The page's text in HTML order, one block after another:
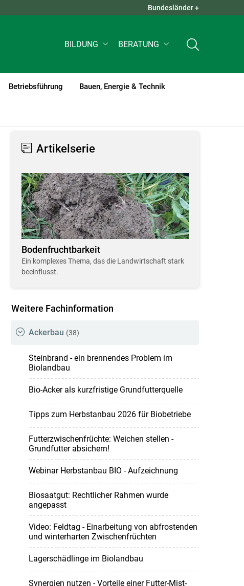
QUICK LINKS +
Bundesländer +
BILDUNG BERATUNG
Betriebsführung Bauen, Energie & Technik
Artikelserie
Bodenfruchtbarkeit
Ein komplexes Thema, das die Landwirtschaft stark
beeinflusst.
Weitere Fachinformation
Ackerbau (38)
Steinbrand - ein brennendes Problem im
Biolandbau
Bio-Acker als kurzfristige Grundfutterquelle
Tipps zum Herbstanbau 2026 für Biobetriebe
Futterzwischenfrüchte: Weichen stellen -
Grundfutter absichern!
Webinar Herbstanbau BIO - Aufzeichnung
Biosaatgut: Rechtlicher Rahmen wurde
angepasst
Video: Feldtag - Einarbeitung von abfrostenden
und winterharten Zwischenfrüchten
Lagerschädlinge im Biolandbau
Synergien nutzen - Vorteile einer Futter-Mist-